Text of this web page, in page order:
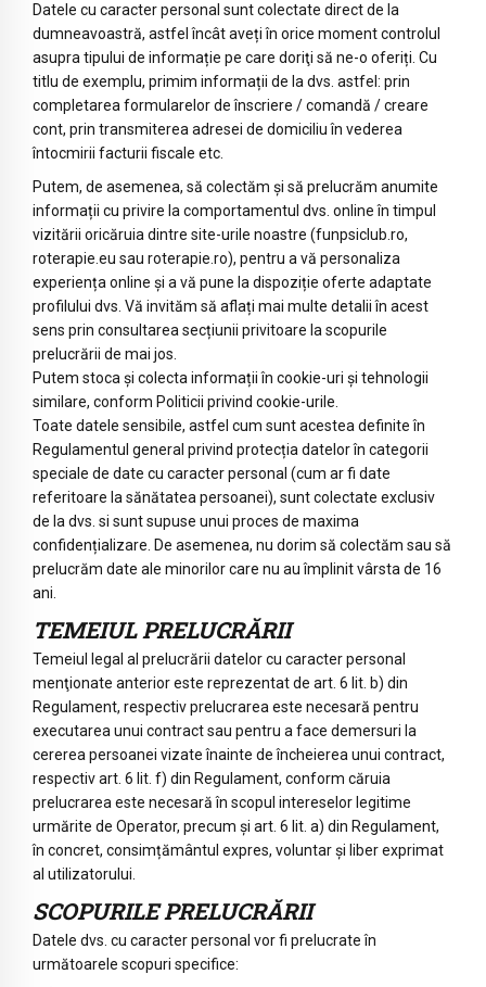
Datele cu caracter personal sunt colectate direct de la
dumneavoastră, astfel încât aveți în orice moment controlul
asupra tipului de informație pe care doriţi să ne-o oferiți. Cu
titlu de exemplu, primim informații de la dvs. astfel: prin
completarea formularelor de înscriere / comandă / creare
cont, prin transmiterea adresei de domiciliu în vederea
întocmirii facturii fiscale etc.
Putem, de asemenea, să colectăm și să prelucrăm anumite
informații cu privire la comportamentul dvs. online în timpul
vizitării oricăruia dintre site-urile noastre (funpsiclub.ro,
roterapie.eu sau roterapie.ro), pentru a vă personaliza
experiența online și a vă pune la dispoziție oferte adaptate
profilului dvs. Vă invităm să aflați mai multe detalii în acest
sens prin consultarea secțiunii privitoare la scopurile
prelucrării de mai jos.
Putem stoca și colecta informații în cookie-uri și tehnologii
similare, conform Politicii privind cookie-urile.
Toate datele sensibile, astfel cum sunt acestea definite în
Regulamentul general privind protecția datelor în categorii
speciale de date cu caracter personal (cum ar fi date
referitoare la sănătatea persoanei), sunt colectate exclusiv
de la dvs. si sunt supuse unui proces de maxima
confidențializare. De asemenea, nu dorim să colectăm sau să
prelucrăm date ale minorilor care nu au împlinit vârsta de 16
ani.
TEMEIUL PRELUCRĂRII
Temeiul legal al prelucrării datelor cu caracter personal
menţionate anterior este reprezentat de art. 6 lit. b) din
Regulament, respectiv prelucrarea este necesară pentru
executarea unui contract sau pentru a face demersuri la
cererea persoanei vizate înainte de încheierea unui contract,
respectiv art. 6 lit. f) din Regulament, conform căruia
prelucrarea este necesară în scopul intereselor legitime
urmărite de Operator, precum şi art. 6 lit. a) din Regulament,
în concret, consimțământul expres, voluntar și liber exprimat
al utilizatorului.
SCOPURILE PRELUCRĂRII
Datele dvs. cu caracter personal vor fi prelucrate în
următoarele scopuri specifice: